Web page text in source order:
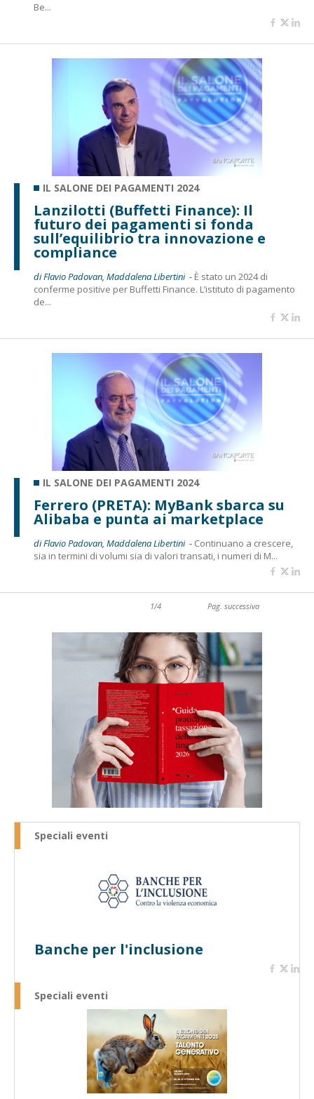
Be...
IL SALONE DEI PAGAMENTI 2024
Lanzilotti (Buffetti Finance): Il
futuro dei pagamenti si fonda
sull’equilibrio tra innovazione e
compliance
di Flavio Padovan, Maddalena Libertini - È stato un 2024 di
conferme positive per Buffetti Finance. L’istituto di pagamento
de...
IL SALONE DEI PAGAMENTI 2024
Ferrero (PRETA): MyBank sbarca su
Alibaba e punta ai marketplace
di Flavio Padovan, Maddalena Libertini - Continuano a crescere,
sia in termini di volumi sia di valori transati, i numeri di M...
1/4 Pag. successiva
Speciali eventi
Banche per l'inclusione
Speciali eventi